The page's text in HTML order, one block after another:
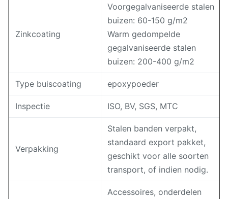
Zinkcoating
Voorgegalvaniseerde stalen
buizen: 60-150 g/m2
Warm gedompelde
gegalvaniseerde stalen
buizen: 200-400 g/m2
Type buiscoating epoxypoeder
Inspectie ISO, BV, SGS, MTC
Verpakking
Stalen banden verpakt,
standaard export pakket,
geschikt voor alle soorten
transport, of indien nodig.
Accessoires, onderdelen